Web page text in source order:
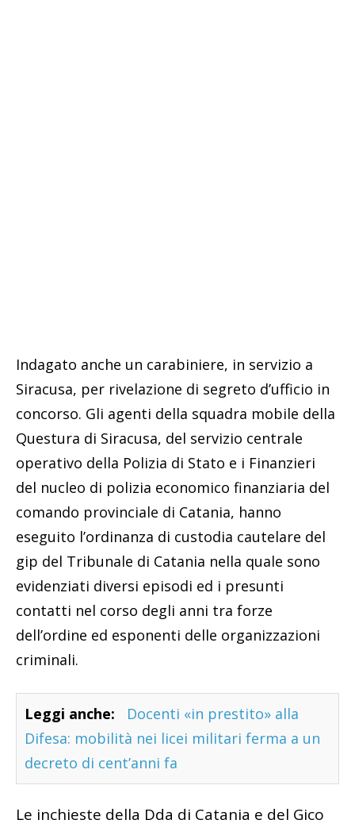
Indagato anche un carabiniere, in servizio a
Siracusa, per rivelazione di segreto d’ufficio in
concorso. Gli agenti della squadra mobile della
Questura di Siracusa, del servizio centrale
operativo della Polizia di Stato e i Finanzieri
del nucleo di polizia economico finanziaria del
comando provinciale di Catania, hanno
eseguito l’ordinanza di custodia cautelare del
gip del Tribunale di Catania nella quale sono
evidenziati diversi episodi ed i presunti
contatti nel corso degli anni tra forze
dell’ordine ed esponenti delle organizzazioni
criminali.
Leggi anche:
Docenti «in prestito» alla
Difesa: mobilità nei licei militari ferma a un
decreto di cent’anni fa
Le inchieste della Dda di Catania e del Gico